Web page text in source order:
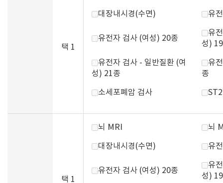
택 1
대장내시경(수면) 유
유전자 검사 (여성) 20종
유
성)
유전자 검사 - 일반질환 (여
성) 21종
유
종
소세포폐암 검사
택 1
뇌 MRI 뇌
대장내시경(수면) 유
유전자 검사 (여성) 20종
유
성)